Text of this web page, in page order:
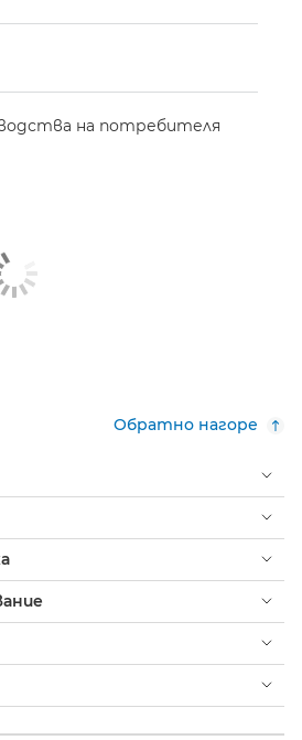
на потребителя
Обратно нагоре